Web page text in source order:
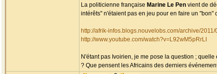
La politicienne française Marine Le Pen vient de
intérêts" n'étaient pas en jeu pour en faire un "bon"
http://afrik-infos.blogs.nouvelobs.com/archive/
http://www.youtube.com/watch?v=L92wM5pRrLI
N'étant pas Ivoirien, je me pose la question ;
? Que pensent les Africains des derniers